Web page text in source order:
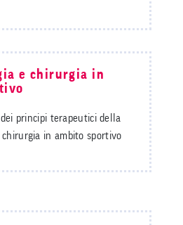
e chirurgia in
principi terapeutici della
in ambito sportivo